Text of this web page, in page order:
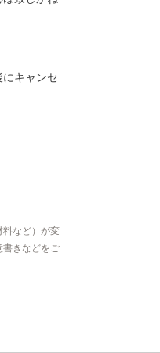
にキャンセ
料など）が変
書きなどをご